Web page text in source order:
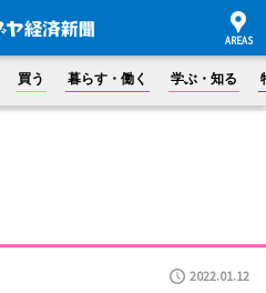
買う 暮らす・働く 学ぶ・知る
2022.01.12